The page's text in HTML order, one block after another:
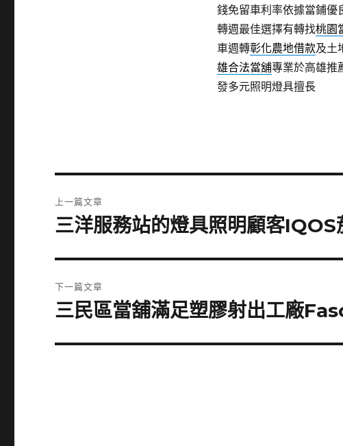
錢免留車利率依據當鋪優
轉週最佳選擇有轉找桃園
車週轉彰化農地借款及土
雄合法當舖專業於高雄推
發多元照明燈具擅長
章
上一篇文章
上
篇
文
章:
三洋服務站的燈具照明顧客
下一篇文章
下
篇
三民區當舖滿足塑膠射出工廠